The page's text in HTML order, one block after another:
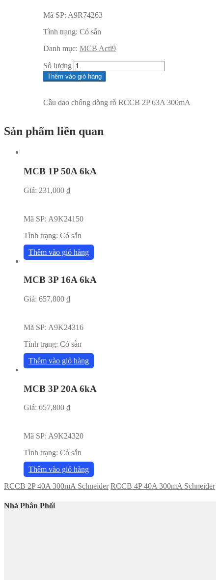
Mã SP: A9R74263
Tình trạng: Có sẵn
Danh mục: MCB Acti9
Sô lượng
Thêm vào giỏ hàng
Cầu dao chống dòng rò RCCB 2P 63A 300mA
Sản phẩm liên quan
MCB 1P 50A 6kA
Giá: 231,000 ₫
Mã SP: A9K24150
Tình trạng: Có sẵn
Thêm vào giỏ hàng
MCB 3P 16A 6kA
Giá: 657,800 ₫
Mã SP: A9K24316
Tình trạng: Có sẵn
Thêm vào giỏ hàng
MCB 3P 20A 6kA
Giá: 657,800 ₫
Mã SP: A9K24320
Tình trạng: Có sẵn
Thêm vào giỏ hàng
RCCB 2P 40A 300mA Schneider RCCB 4P 40A 300mA Schneider
Nhà Phân Phối